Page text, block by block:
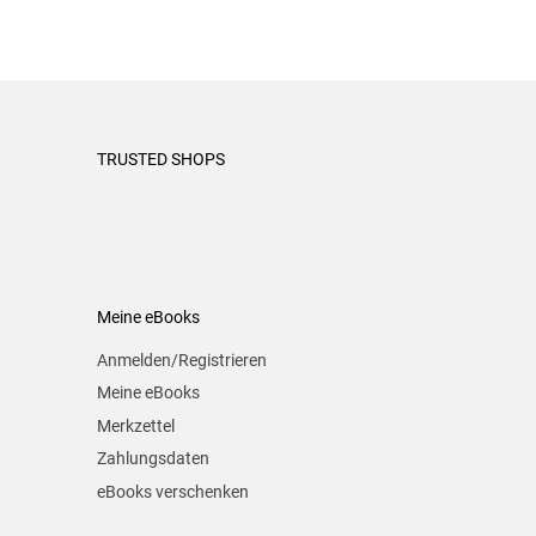
TRUSTED SHOPS
Meine eBooks
Anmelden/Registrieren
Meine eBooks
Merkzettel
Zahlungsdaten
eBooks verschenken